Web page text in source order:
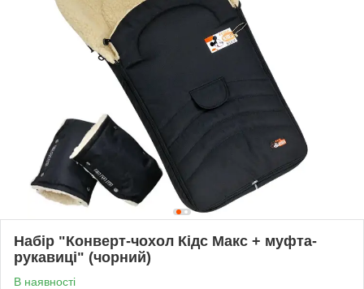
Набір "Конверт-чохол Кідс Макс + муфта-
рукавиці" (чорний)
В наявності